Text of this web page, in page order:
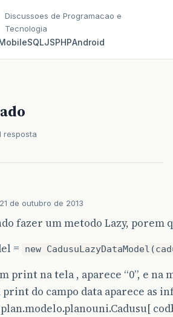
Discussoes de Programacao e
Tecnologia
SQLJSPHPAndroid
resposta
21 de outubro de 2013
fazer um metodo Lazy, porem
=
new
print na tela , aparece “0”, e na
do campo data aparece as